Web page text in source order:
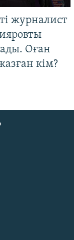
журналист
Оған
кім?